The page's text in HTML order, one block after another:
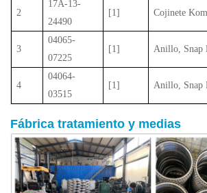
2
17A-13-
24490
[1] Cojinete
3
04065-
07225
[1] Anillo, Snap
4
04064-
03515
[1] Anillo, Snap
Fábrica tratamiento y medias